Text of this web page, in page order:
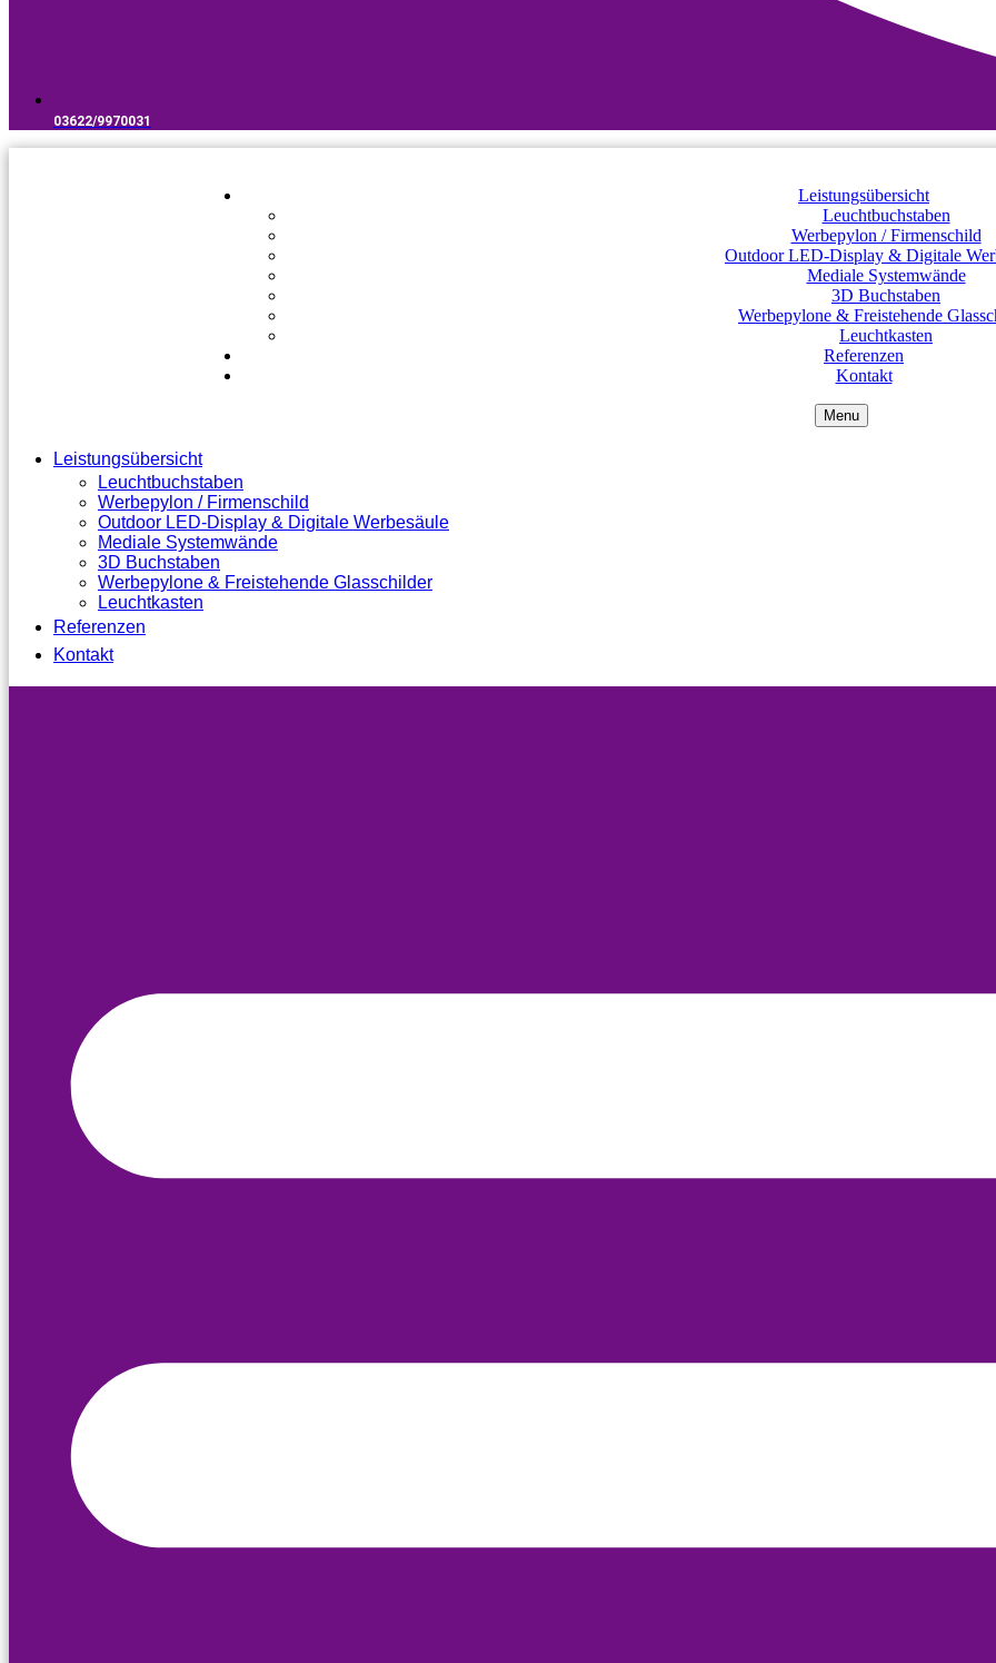
03622/9970031​
Leistungsübersicht
Leuchtbuchstaben
Werbepylon / Firmenschild
Outdoor LED-Display & Digitale
Mediale Systemwände
3D Buchstaben
Werbepylone & Freistehende
Leuchtkasten
Referenzen
Kontakt
Menu
Leistungsübersicht
Leuchtbuchstaben
Werbepylon / Firmenschild
Outdoor LED-Display & Digitale Werbesäule
Mediale Systemwände
3D Buchstaben
Werbepylone & Freistehende Glasschilder
Leuchtkasten
Referenzen
Kontakt